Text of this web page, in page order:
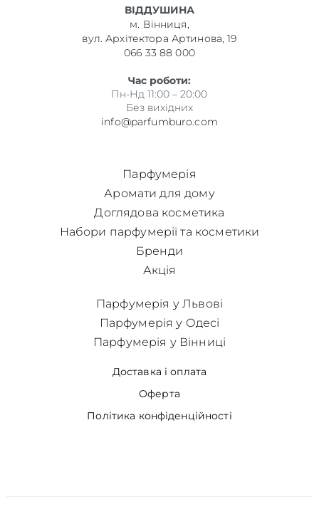
ВІДДУШИНА
м. Вінниця,
вул. Архітектора Артинова, 19
066 33 88 000
Час роботи:
Пн-Нд 11:00 – 20:00
Без вихідних
info@parfumburo.com
Парфумерія
Аромати для дому
Доглядова косметика
Набори парфумерії та косметики
Бренди
Акція
Доставка і оплата
Оферта
Політика конфіденційності
Парфумерія у Львові
Парфумерія у Одесі
Парфумерія у Вінниці